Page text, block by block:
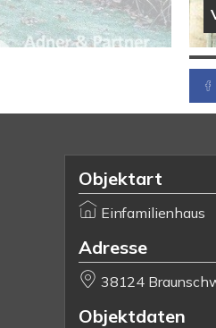
Objektart
Einfamilienhaus
Adresse
38124
Objektdaten